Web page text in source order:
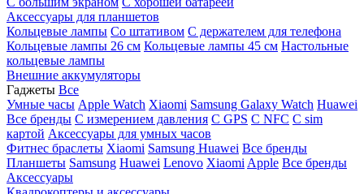
Аксессуары для планшетов
Кольцевые лампы Со штативом C держателем для телефона
Кольцевые лампы 26 см Кольцевые лампы 45 см Настольные
кольцевые лампы
Внешние аккумуляторы
Гаджеты Все
Умные часы Apple Watch Xiaomi Samsung Galaxy Watch Huawei
Все бренды C измерением давления C GPS C NFC C sim
картой Аксессуары для умных часов
Фитнес браслеты Xiaomi Samsung Huawei Все бренды
Планшеты Samsung Huawei Lenovo Xiaomi Apple Все бренды
Аксессуары